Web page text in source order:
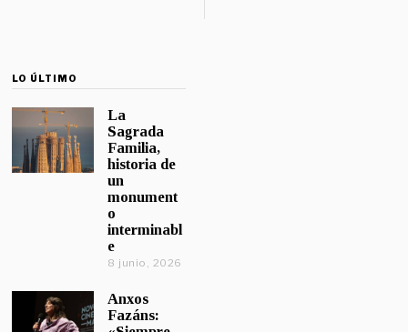
LO ÚLTIMO
La
Sagrada
Familia,
historia de
un
monument
o
interminabl
e
8 junio, 2026
Anxos
Fazáns: